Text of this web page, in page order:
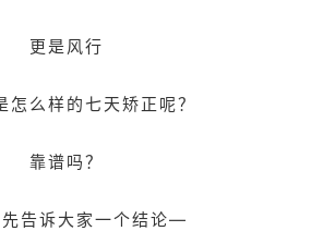
更是风行
怎么样的七天矫正呢？
靠谱吗？
告诉大家一个结论—